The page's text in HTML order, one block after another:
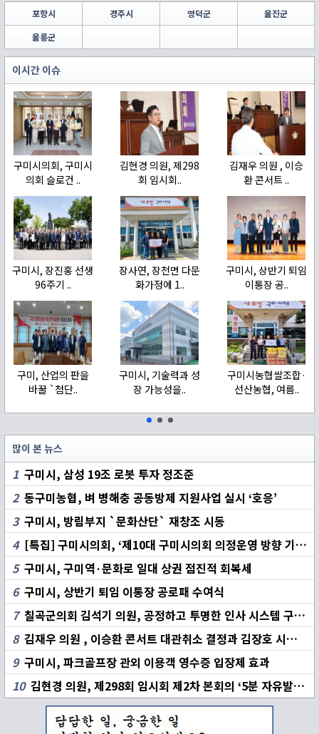
포항시 경주시 영덕군
울진군
울릉군
이시간 이슈
구미시의회, 구미시
의회 슬로건 ..
김현경 의원, 제298
회 임시회..
김재우 의원 , 이승
환 콘서트 ..
구미시, 장진홍 선생
96주기 ..
장사연, 장천면 다문
화가정에 1..
구미시, 상반기 퇴임
이통장 공..
구미, 산업의 판을
바꿀 `첨단..
구미시, 기술력과 성
장 가능성을..
구미시농협쌀조합·
선산농협, 여름..
많이 본 뉴스
1 구미시, 삼성 19조 로봇 투자 정조준
2동구미농협, 벼 병해충 공동방제 지원사업 실시 ‘호응’
3구미시, 방림부지 `문화산단` 재창조 시동
4[특집] 구미시의회, ‘제10대 구미시의회 의정운영 방향 기자 간담회’ 개최
5구미시, 구미역·문화로 일대 상권 점진적 회복세
6구미시, 상반기 퇴임 이통장 공로패 수여식
7칠곡군의회 김석기 의원, 공정하고 투명한 인사 시스템 구축 촉구
8김재우 의원 , 이승환 콘서트 대관취소 결정과 김장호 시장 책임 집중 추궁
9구미시, 파크골프장 관외 이용객 영수증 입장제 효과
10김현경 의원, 제298회 임시회 제2차 본회의 ‘5분 자유발언’